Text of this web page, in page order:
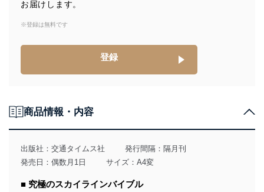
達成に必要な範囲内で適法かつ公正な手段によって取
得・利用・提供を行います。また、当社が保有している
供・開示は行いません。当社においてはこれらの取り組
みを確実にするため、従業者等の教育を徹底してまいり
その他の規範を遵守します。また、当社の管理の仕組み
に、これらの法令及びその他の規範を常に適合させま
す。
お届けします。
※登録は無料です
登録
商品情報・内容
出版社： 交通タイムス社
発行間隔：隔月刊
発売日：偶数月1日
サイズ：A4変
■ 究極のスカイラインバイブル